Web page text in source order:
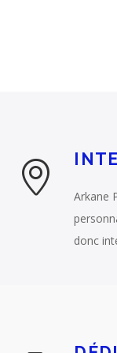
Arkane
donc